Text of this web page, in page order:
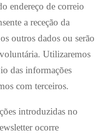
endereço de correio
a receção da
outros dados ou serão
Utilizaremos
das informações
com terceiros.
introduzidas no
ocorre